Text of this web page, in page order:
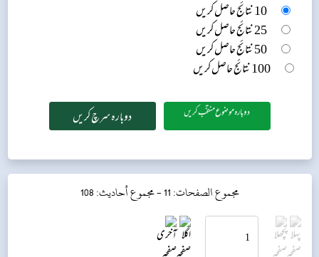
10 نتائج حاصل کریں
25 نتائج حاصل کریں
50 نتائج حاصل کریں
100 نتائج حاصل کریں
دوبارہ موضوع منتخب کریں
مجموع الصفحات: 11 - مجموع أحاديث: 108